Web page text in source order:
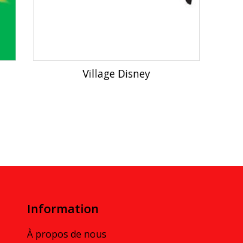
Village Disney
Information
À propos de nous